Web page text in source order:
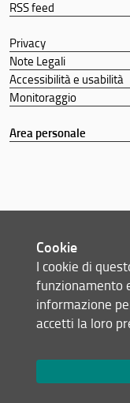
RSS feed
Privacy
Note Legali
Accessibilità e usabilità
Monitoraggio
Area personale
© Copyright
Cookie
I cookie di
funzionamento
informazione
accetti la loro